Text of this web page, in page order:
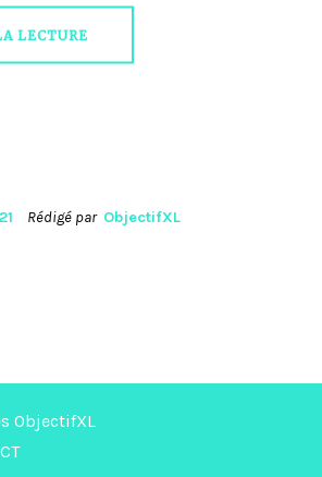
LECTURE
Rédigé par ObjectifXL
ObjectifXL